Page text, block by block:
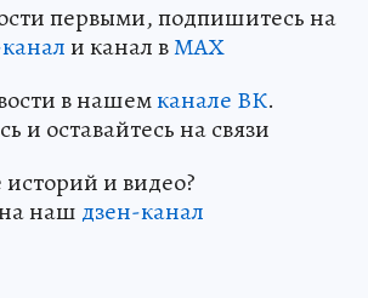
первыми, подпишитесь на
и канал вМАХ
в нашемканале ВК.
и оставайтесь на связи
и видео?
наш дзен-канал